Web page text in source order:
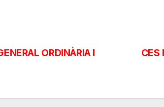
CES
ORDINÀRIA I